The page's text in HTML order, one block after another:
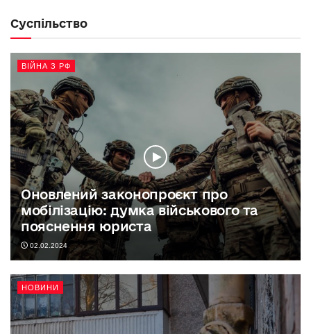
Суспільство
ВІЙНА З РФ
Оновлений законопроєкт про
мобілізацію: думка військового та
пояснення юриста
02.02.2024
НОВИНИ